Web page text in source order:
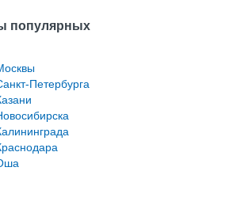
популярных
Петербурга